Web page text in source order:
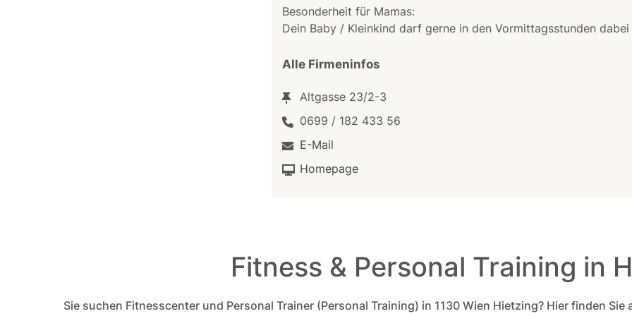
Besonderheit für Mamas:
Dein Baby / Kleinkind darf gerne in den Vormittagsstunden dabei
Alle Firmeninfos
Altgasse 23/2-3
0699 / 182 433 56
E-Mail
Homepage
Fitness & Personal Training in
Sie suchen Fitnesscenter und Personal Trainer (Personal Training) in 1130 Wien Hietzing? Hier finden